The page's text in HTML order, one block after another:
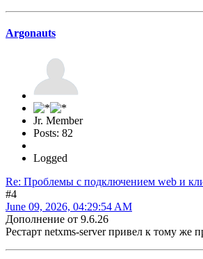
Argonauts
Jr. Member
Posts: 82
Logged
Re: Проблемы с подключением web и
#4
June 09, 2026, 04:29:54 AM
Дополнение от 9.6.26
Рестарт netxms-server привел к тому